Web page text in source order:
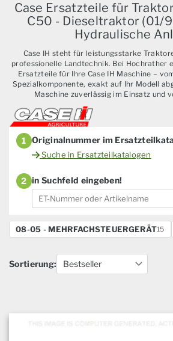
Case Ersatzteile für
C50 - Dieseltraktor (01/
Hydraulische
Case IH steht für leistungsstarke
professionelle Landtechnik. Bei Hochrather
Ersatzteile für Ihre Case IH Maschine –
Spezialkomponente, exakt auf Ihr Modell
Maschine zuverlässig im Einsatz und
1 Originalnummer im
Suche in Ersatzteilkatalogen
2 in Suchfeld eingeben!
08-05 - MEHRFACHSTEUERGERÄT15
Sortierung: